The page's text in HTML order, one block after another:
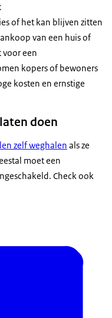
of het kan blijven zitten
van een huis of
voor een
kopers of bewoners
kosten en ernstige
doen
zelf weghalen als ze
moet een
Check ook